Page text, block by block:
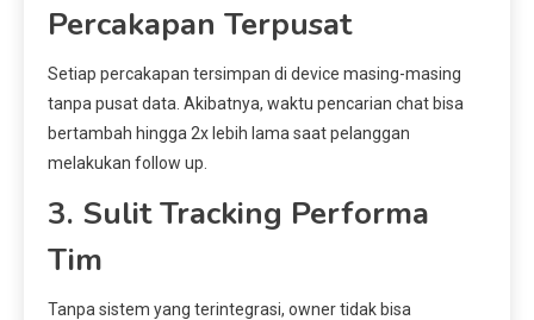
Percakapan Terpusat
Setiap percakapan tersimpan di device masing-masing
tanpa pusat data. Akibatnya, waktu pencarian chat bisa
bertambah hingga 2x lebih lama saat pelanggan
melakukan follow up.
3. Sulit Tracking Performa
Tim
Tanpa sistem yang terintegrasi, owner tidak bisa